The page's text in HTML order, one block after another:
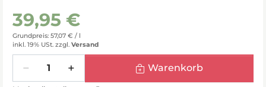
39,95 €
Grundpreis: 57,07 € / l
inkl. 19% USt. zzgl. Versand
Warenkorb